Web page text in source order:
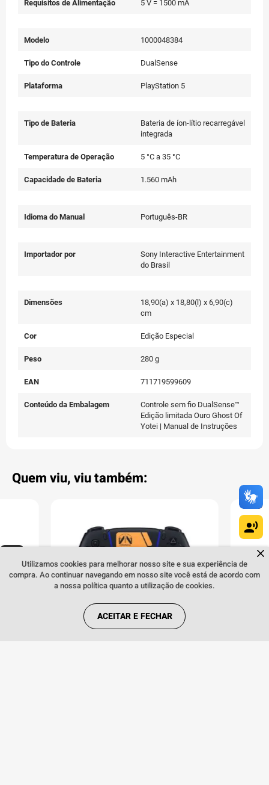
Fale comigo clicando aqui
Requisitos de Alimentação 5 V = 1500 mA
Modelo 1000048384
Tipo do Controle DualSense
Plataforma PlayStation 5
Tipo de Bateria
Bateria de íon-lítio recarregável
integrada
Temperatura de Operação 5 °C a 35 °C
Capacidade de Bateria 1.560 mAh
Idioma do Manual Português-BR
Importador por
Sony Interactive Entertainment
do Brasil
Dimensões
18,90(a) x 18,80(l) x 6,90(c)
cm
Cor Edição Especial
Peso 280 g
EAN 711719599609
Conteúdo da Embalagem
Controle sem fio DualSense™
Edição limitada Ouro Ghost Of
Yotei | Manual de Instruções
Quem viu, viu também:
INDISPONÍVEL
Utilizamos cookies para melhorar nosso site e sua experiência de
compra. Ao continuar navegando em nosso site você está de acordo com
a nossa política quanto a utilização de cookies.
ACEITAR E FECHAR